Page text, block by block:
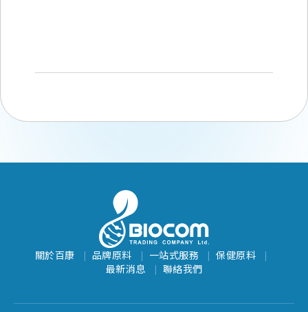
關於百康 品牌原料 一站式服務
保健原料
最新消息
聯絡我們